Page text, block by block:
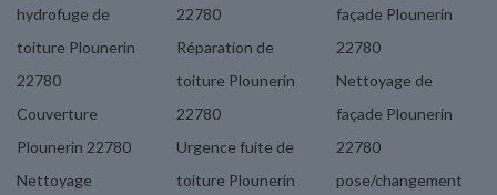
hydrofuge de
toiture Plounerin
22780
Couverture
Plounerin 22780
Nettoyage
22780
Réparation de
toiture Plounerin
22780
Urgence fuite de
toiture Plounerin
façade Plounerin
22780
Nettoyage de
façade Plounerin
22780
pose/changement